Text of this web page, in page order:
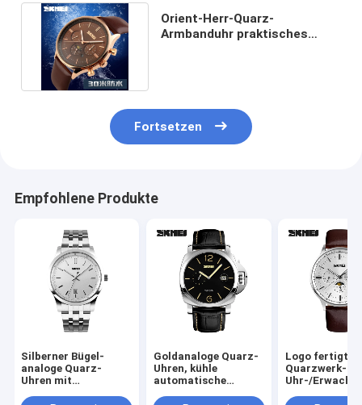
Orient-Herr-Quarz-
Armbanduhr praktisches
Fortsetzen
Empfohlene Produkte
Silberner Bügel-
analoge Quarz-
Uhren mit
Goldanaloge Quarz-
Uhren, kühle
automatische
Logo fertigte
Quarzwerk-
Uhr-/